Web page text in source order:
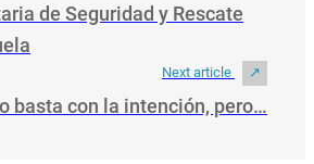
de Seguridad y Rescate
Next article
basta con la intención, pero…